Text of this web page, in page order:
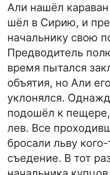
Али нашёл
шёл в Сирию, и
начальнику свою
Предводитель
время пытался
объятия, но Али
уклонялся.
подошёл к
лев. Все
бросали льву
съедение. В тот